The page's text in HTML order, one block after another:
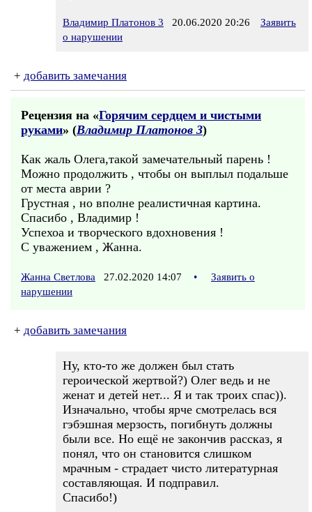
Владимир Платонов 3 20.06.2020 20:26
Заявить
о нарушении
+ добавить замечания
Рецензия на «Горячим сердцем и чистыми
руками» (Владимир Платонов 3)
Как жаль Олега,такой замечательный парень !
Можно продолжить , чтобы он выплыл подальше
от места аврии ?
Грустная , но вполне реалистичная картина.
Спасибо , Владимир !
Успехоа и творческого вдохновения !
С уважением , Жанна.
Жанна Светлова 27.02.2020 14:07 •
Заявить о
нарушении
+ добавить замечания
Ну, кто-то же должен был стать
героической жертвой?) Олег ведь и не
женат и детей нет... Я и так троих спас)).
Изначально, чтобы ярче смотрелась вся
гэбэшная мерзость, погибнуть должны
были все. Но ещё не закончив рассказ, я
понял, что он становится слишком
мрачным - страдает чисто литературная
составляющая. И подправил.
Спасибо!)